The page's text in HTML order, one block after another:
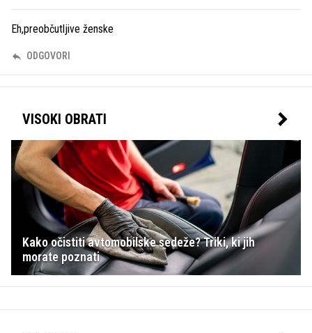
Eh,preobčutljive ženske
ODGOVORI
VISOKI OBRATI
Kako očistiti avtomobilske sedeže? Triki, ki jih
morate poznati